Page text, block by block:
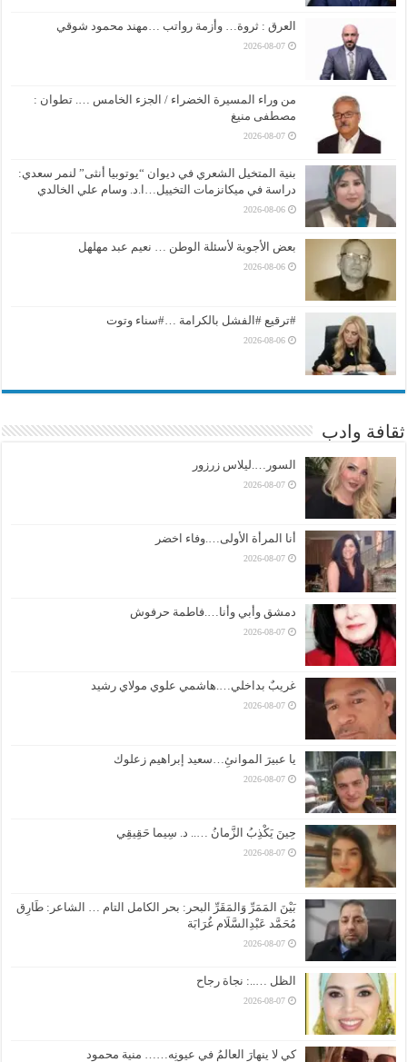
العرق : ثروة… وأزمة رواتب …مهند محمود شوقي
2026-08-07
من وراء المسيرة الخضراء / الجزء الخامس …. تطوان :
مصطفى منيغ
2026-08-07
بنية المتخيل الشعري في ديوان “يوتوبيا أنثى” لنمر سعدي:
دراسة في ميكانزمات التخييل…ا.د. وسام علي الخالدي
2026-08-06
بعض الأجوبة لأسئلة الوطن … نعيم عبد مهلهل
2026-08-06
#ترقيع #الفشل بالكرامة …#سناء وتوت
2026-08-06
ثقافة وادب
السور….ليلاس زرزور
2026-08-07
أنا المرأة الأولى….وفاء اخضر
2026-08-07
دمشق وأبي وأنا….فاطمة حرفوش
2026-08-07
غريبٌ بداخلي….هاشمي علوي مولاي رشيد
2026-08-07
يا عبيرَ الموانئِ…سعيد إبراهيم زعلوك
2026-08-07
حِينَ يَكْذِبُ الزَّمانُ ….. د. سِيما حَقِيقِي
2026-08-07
بَيْنَ المَمَرِّ وَالمَقَرِّ البحر: بحر الكامل التام … الشاعر: طَارِق
مُحَمَّد عَبْدِالسَّلَام غُرَابَة
2026-08-07
الظل …..: نجاة رجاح
2026-08-07
كي لا ينهارَ العالمُ في عيونِه…… منية محمود